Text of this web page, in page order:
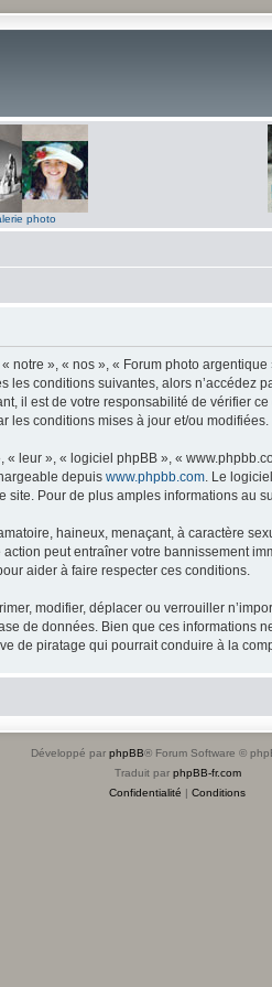
photo
», « nos », « Forum photo
les conditions suivantes, alors
il est de votre responsabilité de vérifier
les conditions mises à jour et/ou modifiées.
leur », « logiciel phpBB », «
depuis www.phpbb.com . Le
Pour de plus amples informations au
haineux, menaçant, à caractère
peut entraîner votre bannissement
aider à faire respecter ces conditions.
modifier, déplacer ou verrouiller
de données. Bien que ces informations
de piratage qui pourrait conduire à la
Développé par phpBB® Forum Software ©
Traduit par phpBB-fr.com
Confidentialité | Conditions